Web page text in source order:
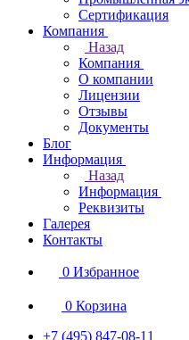
Сертификация
Компания
Назад
Компания
О компании
Лицензии
Отзывы
Документы
Блог
Информация
Назад
Информация
Реквизиты
Галерея
Контакты
0 Избранное
0 Корзина
+7 (495) 847-08-11